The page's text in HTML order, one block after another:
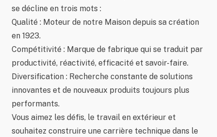
se décline en trois mots :
Qualité : Moteur de notre Maison depuis sa création
en 1923.
Compétitivité : Marque de fabrique qui se traduit par
productivité, réactivité, efficacité et savoir-faire.
Diversification : Recherche constante de solutions
innovantes et de nouveaux produits toujours plus
performants.
Vous aimez les défis, le travail en extérieur et
souhaitez construire une carrière technique dans le